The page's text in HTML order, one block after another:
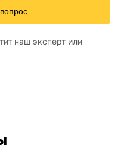
наш эксперт или